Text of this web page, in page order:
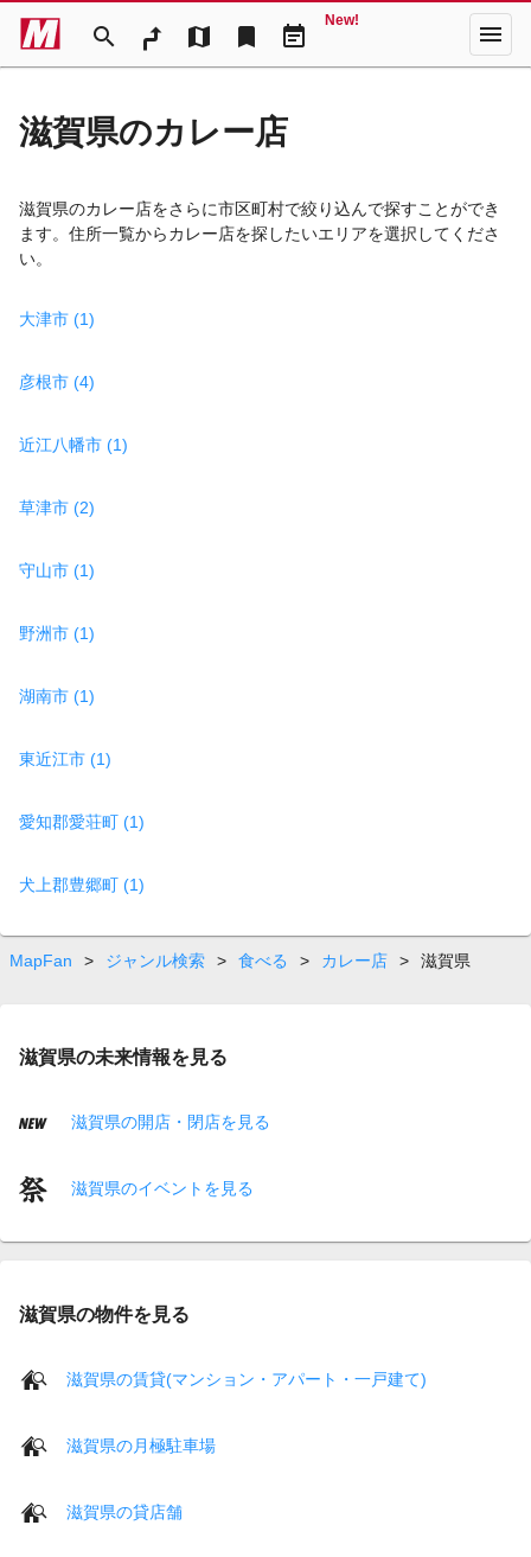
search map bookmark event_note
New! menu
滋賀県のカレー店
滋賀県のカレー店をさらに市区町村で絞り込んで探すことができ
ます。住所一覧からカレー店を探したいエリアを選択してくださ
い。
大津市 (1)
彦根市 (4)
近江八幡市 (1)
草津市 (2)
守山市 (1)
野洲市 (1)
湖南市 (1)
東近江市 (1)
愛知郡愛荘町 (1)
犬上郡豊郷町 (1)
MapFan > ジャンル検索 > 食べる > カレー店 > 滋賀県
滋賀県の未来情報を見る
滋賀県の開店・閉店を見る
滋賀県のイベントを見る
滋賀県の物件を見る
滋賀県の賃貸(マンション・アパート・一戸建て)
滋賀県の月極駐車場
滋賀県の貸店舗